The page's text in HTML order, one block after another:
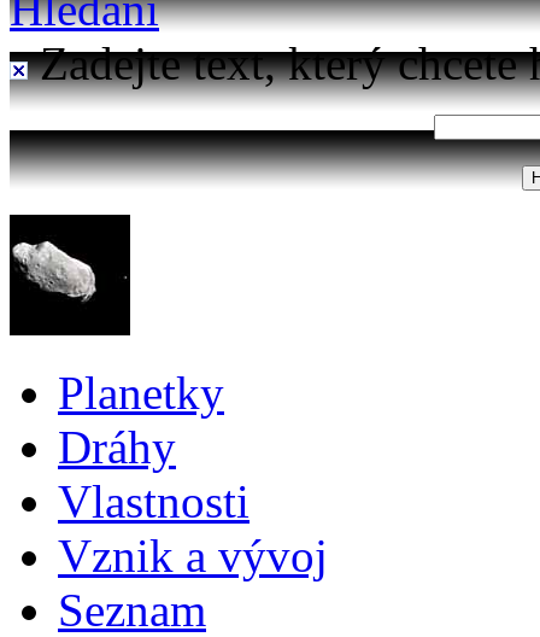
Zadejte text, který chcete
Planetky
Dráhy
Vlastnosti
Vznik a vývoj
Seznam